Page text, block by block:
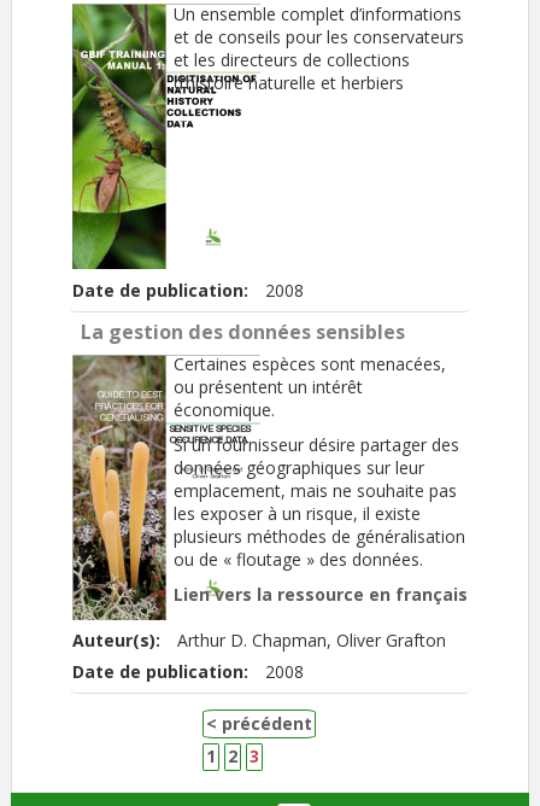
Un ensemble complet d’informations
et de conseils pour les conservateurs
et les directeurs de collections
d’histoire naturelle et herbiers
Date de publication: 2008
La gestion des données sensibles
Certaines espèces sont menacées,
ou présentent un intérêt
économique.
Si un fournisseur désire partager des
données géographiques sur leur
emplacement, mais ne souhaite pas
les exposer à un risque, il existe
plusieurs méthodes de généralisation
ou de « floutage » des données.
Lien vers la ressource en français
Auteur(s):
Arthur D. Chapman, Oliver Grafton
Date de publication:
2008
< précédent
1
2 3